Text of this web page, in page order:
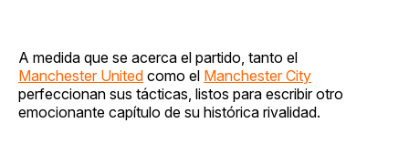
A medida que se acerca el partido, tanto el
Manchester United como el Manchester City
perfeccionan sus tácticas, listos para escribir otro
emocionante capítulo de su histórica rivalidad.